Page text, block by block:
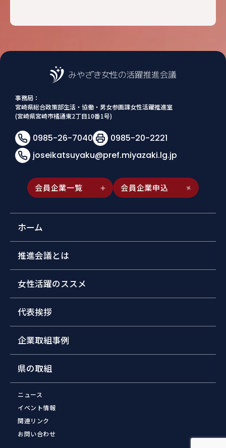
事務局：
宮崎県総合政策部生活・協働・男女参画課女性活躍推進室
(宮崎県宮崎市橘通東2丁目10番1号)
0985-26-7040
0985-20-2221
joseikatsuyaku@pref.miyazaki.lg.jp
会員企業一覧 会員企業申込
ホーム
推進会議とは
女性活躍のススメ
代表挨拶
企業取組事例
県の取組
ニュース
イベント情報
関連リンク
お問い合わせ